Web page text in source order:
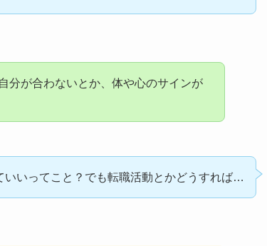
分が合わないとか、体や心のサインが
いいってこと？でも転職活動とかどうすれば…